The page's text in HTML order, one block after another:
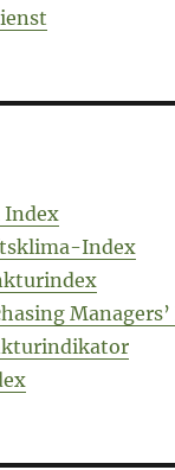
Index
Index